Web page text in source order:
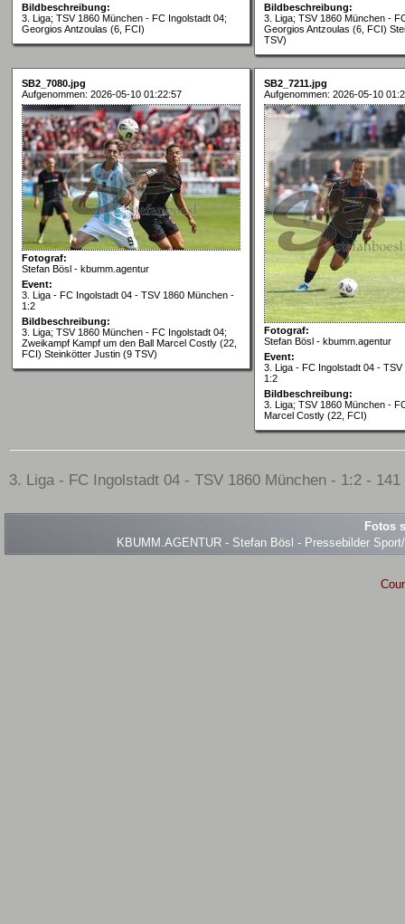
Bildbeschreibung:
3. Liga; TSV 1860 München - FC Ingolstadt 04;
Georgios Antzoulas (6, FCI)
Bildbeschreibung:
3. Liga; TSV 1860 München -
Georgios Antzoulas (6, FCI)
TSV)
SB2_7080.jpg
Aufgenommen: 2026-05-10 01:22:57
Fotograf:
Stefan Bösl - kbumm.agentur
Event:
3. Liga - FC Ingolstadt 04 - TSV 1860 München -
1:2
Bildbeschreibung:
3. Liga; TSV 1860 München - FC Ingolstadt 04;
Zweikampf Kampf um den Ball Marcel Costly (22,
FCI) Steinkötter Justin (9 TSV)
SB2_7211.jpg
Aufgenommen: 2026-05-10
Fotograf:
Stefan Bösl - kbumm.agentur
Event:
3. Liga - FC Ingolstadt 04 -
1:2
Bildbeschreibung:
3. Liga; TSV 1860 München -
Marcel Costly (22, FCI)
3. Liga - FC Ingolstadt 04 - TSV 1860 München - 1:2 -
Fotos
KBUMM.AGENTUR - Stefan Bösl - Pressebilder